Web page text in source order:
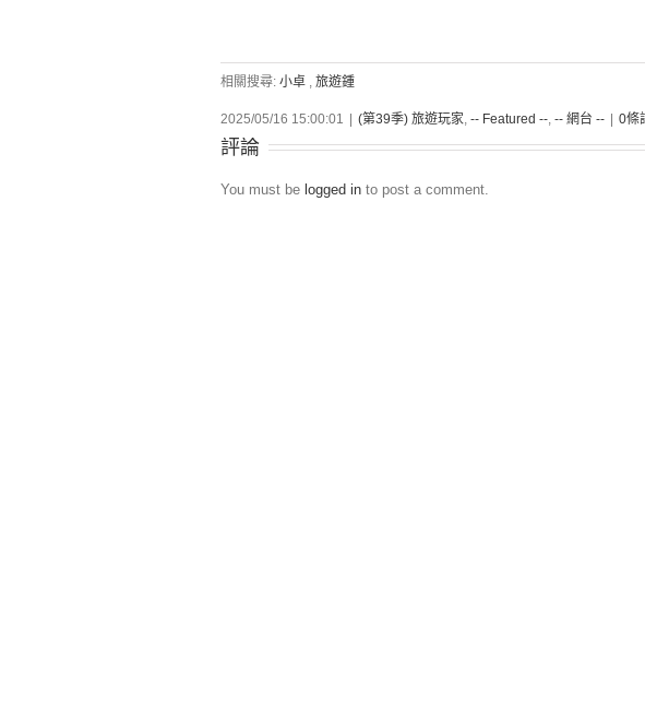
相關搜尋: 小卓 , 旅遊鍾
2025/05/16 15:00:01 (第39季) 旅遊玩家, -- Featured --, -- 網台 -- 0條
評論
You must be logged in to post a comment.